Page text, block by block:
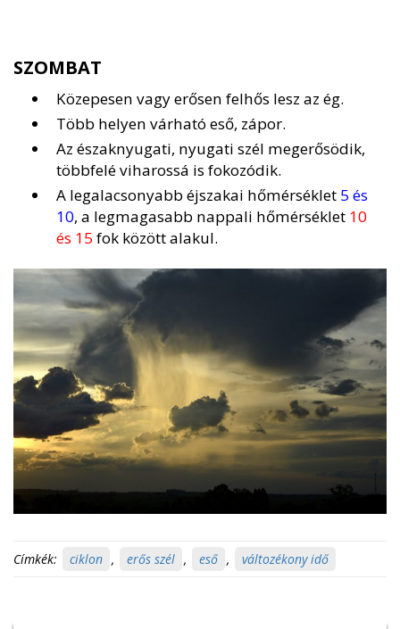
SZOMBAT
Közepesen vagy erősen felhős lesz az ég.
Több helyen várható eső, zápor.
Az északnyugati, nyugati szél megerősödik,
többfelé viharossá is fokozódik.
A legalacsonyabb éjszakai hőmérséklet 5 és
10, a legmagasabb nappali hőmérséklet 10
és 15 fok között alakul.
Címkék: ciklon , erős szél , eső , változékony idő